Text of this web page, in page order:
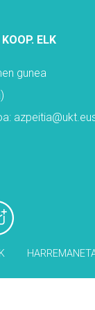
ELK
gunea